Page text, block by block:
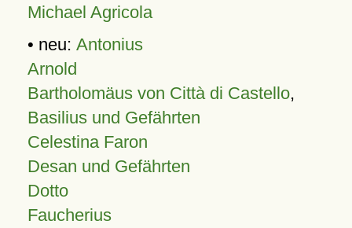
Michael Agricola
• neu: Antonius
Arnold
Bartholomäus von Città di Castello,
Basilius und Gefährten
Celestina Faron
Desan und Gefährten
Dotto
Faucherius